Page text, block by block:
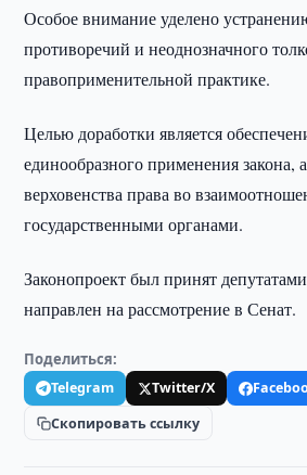
Особое внимание уделено
противоречий и неоднозначного
правоприменительной практике.
Целью доработки является
единообразного применения закона,
верховенства права во
государственными органами.
Законопроект был принят
направлен на рассмотрение в Сенат.
Поделиться:
Telegram Twitter/X
Скопировать ссылку